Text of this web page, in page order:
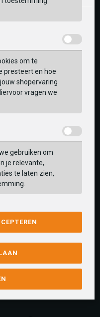
om te
presteert en hoe
shopervaring
vragen we
gebruiken om
je relevante,
te laten zien,